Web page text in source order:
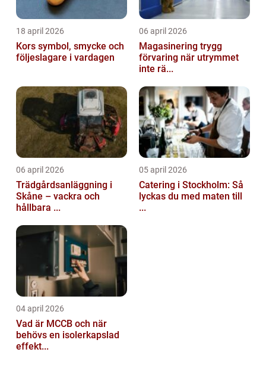
18 april 2026
Kors symbol, smycke och
följeslagare i vardagen
06 april 2026
Magasinering trygg
förvaring när utrymmet
inte rä...
06 april 2026
Trädgårdsanläggning i
Skåne – vackra och
hållbara ...
05 april 2026
Catering i Stockholm: Så
lyckas du med maten till
...
04 april 2026
Vad är MCCB och när
behövs en isolerkapslad
effekt...